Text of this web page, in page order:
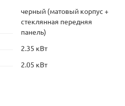
черный (матовый корпус +
стеклянная передняя
панель)
2.35 кВт
2.05 кВт